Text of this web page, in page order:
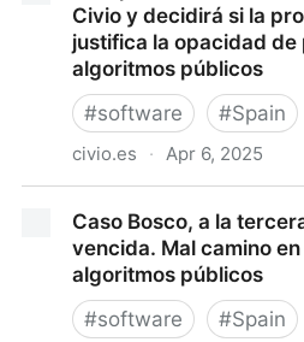
el bono social
Civio y decidirá si la
justifica la opacidad
algoritmos públicos
#software #Spain
civio.es · Apr 6, 2025
decidirá si la propiedad
opacidad de programas y
Caso Bosco, a la
vencida. Mal camino
algoritmos públicos
#software #Spain